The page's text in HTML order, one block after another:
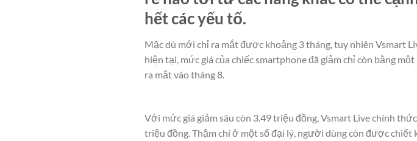
hết các yếu tố.
Mặc dù mới chỉ ra mắt được khoảng 3 tháng, tuy nhiên Vsmart
hiện tại, mức giá của chiếc smartphone đã giảm chỉ còn bằng
ra mắt vào tháng 8.
Với mức giá giảm sâu còn 3.49 triệu đồng, Vsmart Live chính
triệu đồng. Thậm chí ở một số đại lý, người dùng còn được